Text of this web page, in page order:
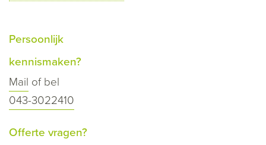
Persoonlijk
kennismaken?
Mail of bel
043-3022410
Offerte vragen?